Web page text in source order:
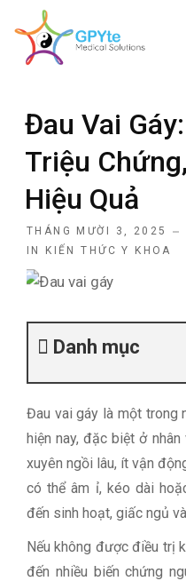
GIỚI THIỆU
CÁC DỊCH VỤ
BÀI VIẾT HAY
LIÊN HỆ
Đau Vai
Triệu
Hiệu Quả
THÁNG MƯỜI 3, 2025
IN
KIẾN THỨC Y KHOA
Danh mục
Đau vai gáy là một trong
hiện nay, đặc biệt ở
xuyên ngồi lâu, ít vận
có thể âm ỉ, kéo dài
đến sinh hoạt, giấc ngủ
Nếu không được điều trị
đến nhiều biến chứng